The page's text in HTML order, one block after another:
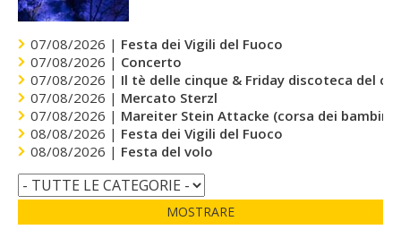
07/08/2026 | Festa dei Vigili del Fuoco
07/08/2026 | Concerto
07/08/2026 | Il tè delle cinque & Friday discoteca del
07/08/2026 | Mercato Sterzl
07/08/2026 | Mareiter Stein Attacke (corsa dei bambini)
08/08/2026 | Festa dei Vigili del Fuoco
08/08/2026 | Festa del volo
MOSTRARE